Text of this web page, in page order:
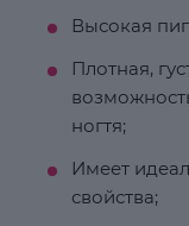
Высокая
Плотная,
ногтя;
Имеет
свойства;